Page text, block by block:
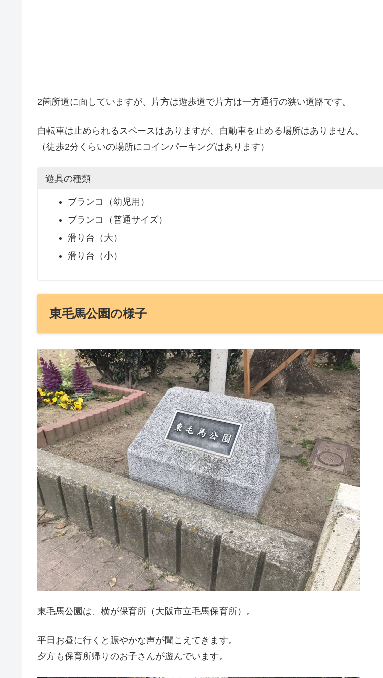
2箇所道に面していますが、片方は遊歩道で片方は一方通行の狭い道路です。
自転車は止められるスペースはありますが、自動車を止める場所はありません。
（徒歩2分くらいの場所にコインパーキングはあります）
遊具の種類
ブランコ（幼児用）
ブランコ（普通サイズ）
滑り台（大）
滑り台（小）
東毛馬公園の様子
東毛馬公園は、横が保育所（大阪市立毛馬保育所）。
平日お昼に行くと賑やかな声が聞こえてきます。
夕方も保育所帰りのお子さんが遊んでいます。